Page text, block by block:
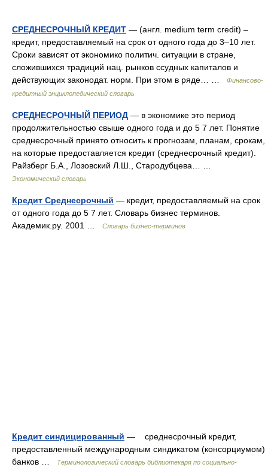
СРЕДНЕСРОЧНЫЙ КРЕДИТ — (англ. medium term credit) –
кредит, предоставляемый на срок от одного года до 3–10 лет.
Сроки зависят от экономико политич. ситуации в стране,
сложившихся традиций нац. рынков ссудных капиталов и
действующих законодат. норм. При этом в ряде… …
Финансово-
кредитный энциклопедический словарь
СРЕДНЕСРОЧНЫЙ ПЕРИОД — в экономике это период
продолжительностью свыше одного года и до 5 7 лет. Понятие
среднесрочный принято относить к прогнозам, планам, срокам,
на которые предоставляется кредит (среднесрочный кредит).
Райзберг Б.А., Лозовский Л.Ш., Стародубцева… …
Экономический словарь
Кредит Среднесрочный — кредит, предоставляемый на срок
от одного года до 5 7 лет. Словарь бизнес терминов.
Академик.ру. 2001 …
Словарь бизнес-терминов
Кредит синдицированный — среднесрочный кредит,
предоставленный международным синдикатом (консорциумом)
банков …
Терминологический словарь библиотекаря по социально-